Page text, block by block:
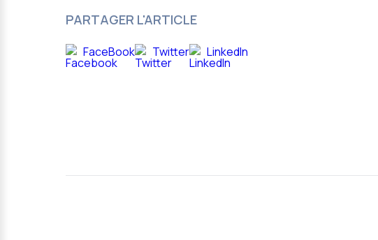
PARTAGER L'ARTICLE
FaceBook Twitter LinkedIn